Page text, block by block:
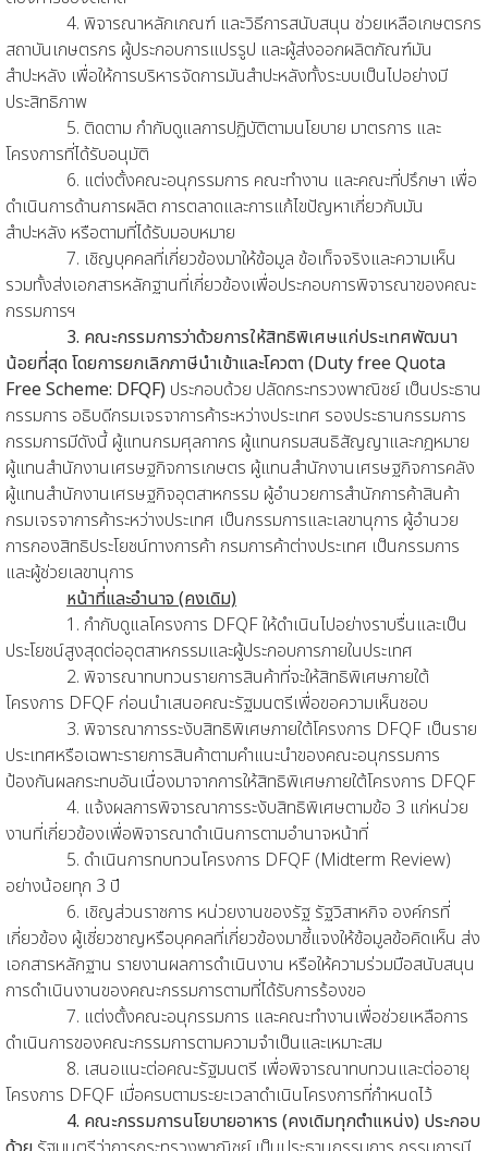
4. พิจารณาหลักเกณฑ์ และวิธีการสนับสนุน ช่วยเหลือเกษตรกร
สถาบันเกษตรกร ผู้ประกอบการแปรรูป และผู้ส่งออกผลิตภัณฑ์มัน
สำปะหลัง เพื่อให้การบริหารจัดการมันสำปะหลังทั้งระบบเป็นไปอย่างมี
ประสิทธิภาพ
5. ติดตาม กำกับดูแลการปฏิบัติตามนโยบาย มาตรการ และ
โครงการที่ได้รับอนุมัติ
6. แต่งตั้งคณะอนุกรรมการ คณะทำงาน และคณะที่ปรึกษา เพื่อ
ดำเนินการด้านการผลิต การตลาดและการแก้ไขปัญหาเกี่ยวกับมัน
สำปะหลัง หรือตามที่ได้รับมอบหมาย
7. เชิญบุคคลที่เกี่ยวข้องมาให้ข้อมูล ข้อเท็จจริงและความเห็น
รวมทั้งส่งเอกสารหลักฐานที่เกี่ยวข้องเพื่อประกอบการพิจารณาของคณะ
กรรมการฯ
3. คณะกรรมการว่าด้วยการให้สิทธิพิเศษแก่ประเทศพัฒนา
น้อยที่สุด โดยการยกเลิกภาษีนำเข้าและโควตา (Duty free Quota
Free Scheme: DFQF) ประกอบด้วย ปลัดกระทรวงพาณิชย์ เป็นประธาน
กรรมการ อธิบดีกรมเจรจาการค้าระหว่างประเทศ รองประธานกรรมการ
กรรมการมีดังนี้ ผู้แทนกรมศุลกากร ผู้แทนกรมสนธิสัญญาและกฎหมาย
ผู้แทนสำนักงานเศรษฐกิจการเกษตร ผู้แทนสำนักงานเศรษฐกิจการคลัง
ผู้แทนสำนักงานเศรษฐกิจอุตสาหกรรม ผู้อำนวยการสำนักการค้าสินค้า
กรมเจรจาการค้าระหว่างประเทศ เป็นกรรมการและเลขานุการ ผู้อำนวย
การกองสิทธิประโยชน์ทางการค้า กรมการค้าต่างประเทศ เป็นกรรมการ
และผู้ช่วยเลขานุการ
หน้าที่และอำนาจ (คงเดิม)
1. กำกับดูแลโครงการ DFQF ให้ดำเนินไปอย่างราบรื่นและเป็น
ประโยชน์สูงสุดต่ออุตสาหกรรมและผู้ประกอบการภายในประเทศ
2. พิจารณาทบทวนรายการสินค้าที่จะให้สิทธิพิเศษภายใต้
โครงการ DFQF ก่อนนำเสนอคณะรัฐมนตรีเพื่อขอความเห็นชอบ
3. พิจารณาการระงับสิทธิพิเศษภายใต้โครงการ DFQF เป็นราย
ประเทศหรือเฉพาะรายการสินค้าตามคำแนะนำของคณะอนุกรรมการ
ป้องกันผลกระทบอันเนื่องมาจากการให้สิทธิพิเศษภายใต้โครงการ DFQF
4. แจ้งผลการพิจารณาการระงับสิทธิพิเศษตามข้อ 3 แก่หน่วย
งานที่เกี่ยวข้องเพื่อพิจารณาดำเนินการตามอำนาจหน้าที่
5. ดำเนินการทบทวนโครงการ DFQF (Midterm Review)
อย่างน้อยทุก 3 ปี
6. เชิญส่วนราชการ หน่วยงานของรัฐ รัฐวิสาหกิจ องค์กรที่
เกี่ยวข้อง ผู้เชี่ยวชาญหรือบุคคลที่เกี่ยวข้องมาชี้แจงให้ข้อมูลข้อคิดเห็น ส่ง
เอกสารหลักฐาน รายงานผลการดำเนินงาน หรือให้ความร่วมมือสนับสนุน
การดำเนินงานของคณะกรรมการตามที่ได้รับการร้องขอ
7. แต่งตั้งคณะอนุกรรมการ และคณะทำงานเพื่อช่วยเหลือการ
ดำเนินการของคณะกรรมการตามความจำเป็นและเหมาะสม
8. เสนอแนะต่อคณะรัฐมนตรี เพื่อพิจารณาทบทวนและต่ออายุ
โครงการ DFQF เมื่อครบตามระยะเวลาดำเนินโครงการที่กำหนดไว้
4. คณะกรรมการนโยบายอาหาร (คงเดิมทุกตำแหน่ง) ประกอบ